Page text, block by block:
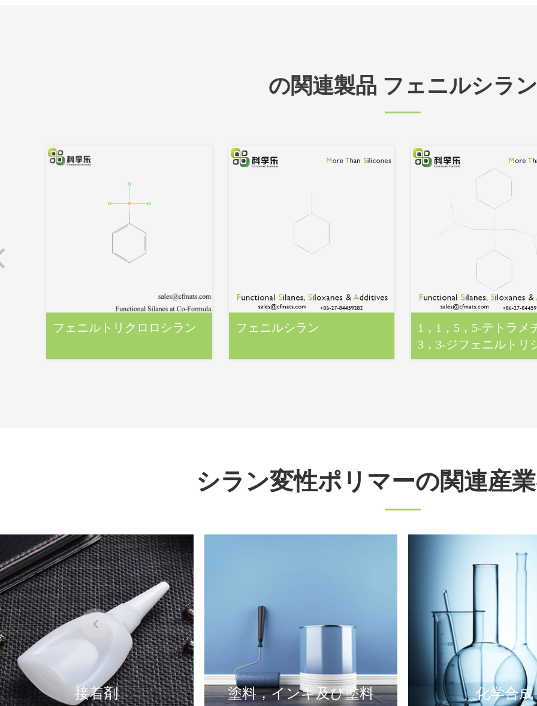
の関連製品 フェニルシラン
フェニルトリクロロシラン フェニルシラン
1，1，5，5‐テトラメ
3，3‐ジフェニルトリ
サン
シラン変性ポリマーの関連産
接着剤 塗料，インキ及び塗料 化学合成